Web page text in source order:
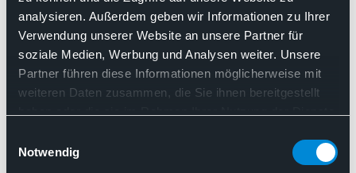
analysieren. Außerdem geben wir Informationen zu Ihrer
Verwendung unserer Website an unsere Partner für
soziale Medien, Werbung und Analysen weiter. Unsere
Partner führen diese Informationen möglicherweise mit
weiteren Daten zusammen, die Sie ihnen bereitgestellt
Cookies, wenn Sie unsere Webseite weiterhin nutzen.
Notwendig
QM-Handbuch
Nach Relevanz sortieren